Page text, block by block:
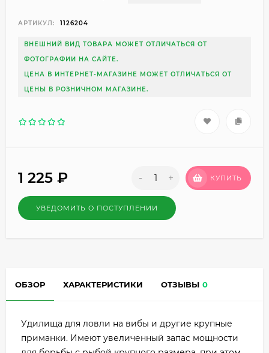
АРТИКУЛ: 1126204
ВНЕШНИЙ ВИД ТОВАРА МОЖЕТ ОТЛИЧАТЬСЯ ОТ
ФОТОГРАФИИ НА САЙТЕ.
ЦЕНА В ИНТЕРНЕТ-МАГАЗИНЕ МОЖЕТ ОТЛИЧАТЬСЯ ОТ
ЦЕНЫ В РОЗНИЧНОМ МАГАЗИНЕ.
1 225 ₽ - + КУПИТЬ
УВЕДОМИТЬ О ПОСТУПЛЕНИИ
ОБЗОР ХАРАКТЕРИСТИКИ ОТЗЫВЫ 0
Удилища для ловли на вибы и другие крупные
приманки. Имеют увеличенный запас мощности